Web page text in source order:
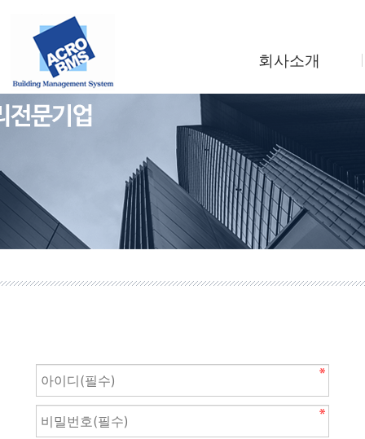
회사소개
조직도
사업소개
찾아오시는길